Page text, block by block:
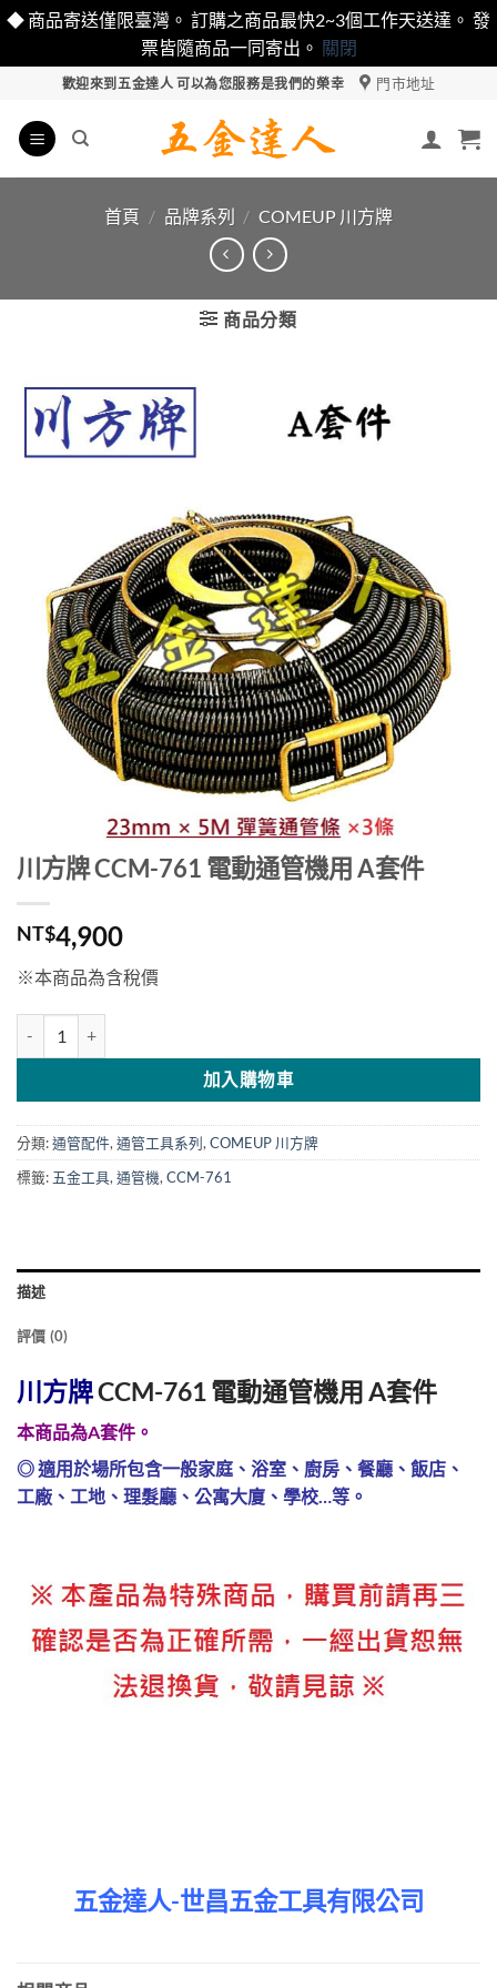
◆ 商品寄送僅限臺灣。 訂購之商品最快2~3個工作天送達。 發
票皆隨商品一同寄出。 關閉
content
歡迎來到五金達人 可以為您服務是我們的榮幸 門市地址
首頁 / 品牌系列 / COMEUP 川方牌
商品分類
川方牌 CCM-761 電動通管機用 A套件
NT$4,900
※本商品為含稅價
加入購物車
分類:通管配件, 通管工具系列, COMEUP 川方牌
標籤: 五金工具, 通管機, CCM-761
描述
評價 (0)
川方牌CCM-761 電動通管機用 A套件
本商品為A套件。
◎ 適用於場所包含一般家庭、浴室、廚房、餐廳、飯店、
工廠、工地、理髮廳、公寓大廈、學校…等。
五金達人-世昌五金工具有限公司